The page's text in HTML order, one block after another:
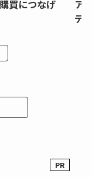
買につなげ
ア
デ